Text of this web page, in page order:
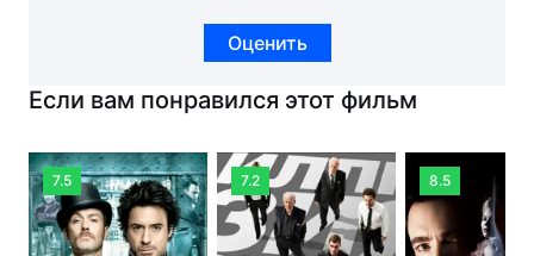
Оценить
Если вам понравился этот фильм
7.5 7.2 8.5